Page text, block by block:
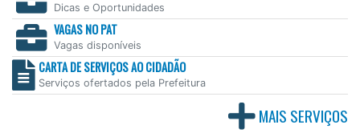
Dicas e Oportunidades
VAGAS NO PAT
Vagas disponíveis
CARTA DE SERVIÇOS AO CIDADÃO
Serviços ofertados pela Prefeitura
MAIS SERVIÇOS